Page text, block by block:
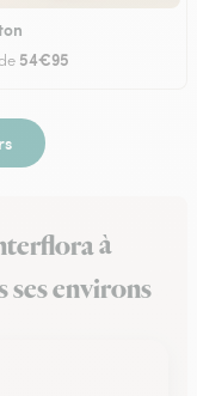
54€95
à
ses environs